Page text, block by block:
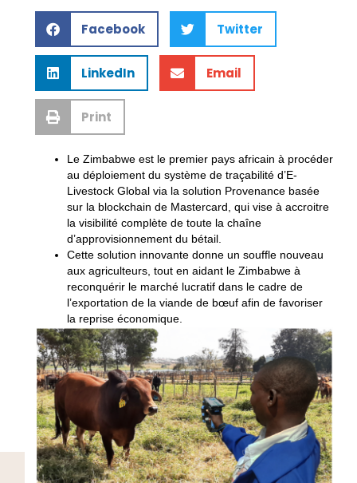
Facebook Twitter
LinkedIn Email
Print
Le Zimbabwe est le premier pays africain à procéder
au déploiement du système de traçabilité d’E-
Livestock Global via la solution Provenance basée
sur la blockchain de Mastercard, qui vise à accroitre
la visibilité complète de toute la chaîne
d’approvisionnement du bétail.
Cette solution innovante donne un souffle nouveau
aux agriculteurs, tout en aidant le Zimbabwe à
reconquérir le marché lucratif dans le cadre de
l’exportation de la viande de bœuf afin de favoriser
la reprise économique.